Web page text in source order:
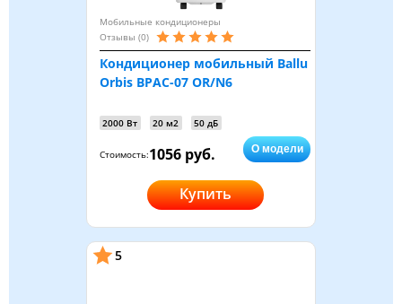
Мобильные кондиционеры
Отзывы (0)
Кондиционер мобильный Ballu
Orbis BPAC-07 OR/N6
2000 Вт 20 м2 50 дБ
Стоимость:1056 руб. О модели
Купить
5